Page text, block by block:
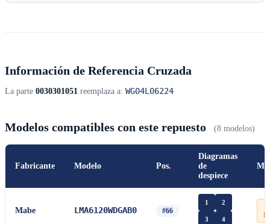
Información de Referencia Cruzada
La parte 0030301051 reemplaza a: WG04L06224
Modelos compatibles con este repuesto (8 modelos)
Fabricante Modelo Pos.
Diagramas
de
despiece
Mabe LMA6120WDGAB0 #66
1 2
3 4